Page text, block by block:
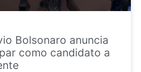
Bolsonaro anuncia
como candidato a